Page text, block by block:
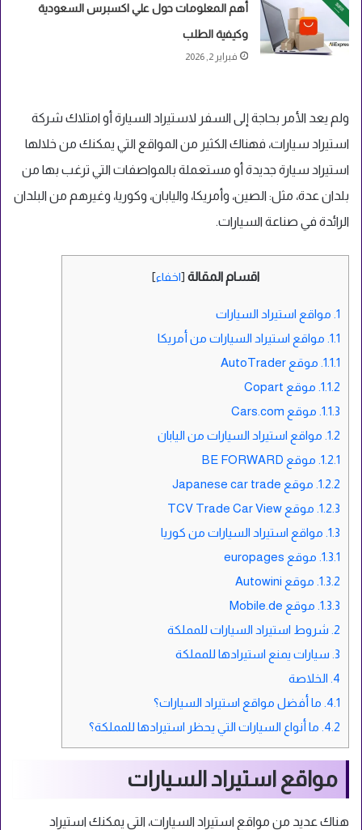
أهم المعلومات حول علي اكسبرس السعودية
وكيفية الطلب
فبراير 2, 2026
ولم يعد الأمر بحاجة إلى السفر لاستيراد السيارة أو امتلاك شركة
استيراد سيارات، فهناك الكثير من المواقع التي يمكنك من خلالها
استيراد سيارة جديدة أو مستعملة بالمواصفات التي ترغب بها من
بلدان عدة، مثل: الصين، وأمريكا، واليابان، وكوريا، وغيرهم من البلدان
الرائدة في صناعة السيارات.
اقسام المقالة [اخفاء]
1. مواقع استيراد السيارات
1.1. مواقع استيراد السيارات من أمريكا
1.1.1. موقع AutoTrader
1.1.2. موقع Copart
1.1.3. موقع Cars.com
1.2. مواقع استيراد السيارات من اليابان
1.2.1. موقع BE FORWARD
1.2.2. موقع Japanese car trade
1.2.3. موقع TCV Trade Car View
1.3. مواقع استيراد السيارات من كوريا
1.3.1. موقع europages
1.3.2. موقع Autowini
1.3.3. موقع Mobile.de
2. شروط استيراد السيارات للمملكة
3. سيارات يمنع استيرادها للمملكة
4. الخلاصة
4.1. ما أفضل مواقع استيراد السيارات؟
4.2. ما أنواع السيارات التي يحظر استيرادها للمملكة؟
مواقع استيراد السيارات
هناك عديد من مواقع استيراد السيارات، التي يمكنك استيراد